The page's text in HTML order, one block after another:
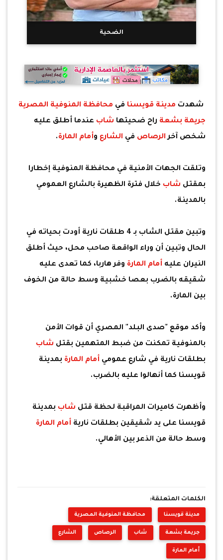
الضحية
شهدت مدينة قويسنا في محافظة المنوفية المصرية
جريمة بشعة راح ضحيتها شاب عندما أطلق عليه
شخص آخرالرصاص في الشارع وأمام المارة.
وتلقت الجهات الأمنية في محافظة المنوفية إخطارا
بمقتل شاب خلال فترة الظهيرة بالشارع العمومي
بالمدينة.
وتبين مقتل الشاب بـ 4 طلقات نارية أودت بحياته في
الحال وتبين أن وراء الواقعة صاحب محل، حيث أطلق
النيران عليه أمام المارة وفر هاربا، كما تعدى عليه
شقيقه بالضرب بعصا خشبية وسط حالة من الخوف
بين المارة.
وأكد موقع "صدى البلد" المصري أن قوات الأمن
بالمنوفية تمكنت من ضبط المتهمين بقتل شاب
بطلقات نارية في شارع عمومي أمام المارة بمدينة
قويسنا كما أنهالوا عليه بالضرب.
وأظهرت كاميرات المراقبة لحظة قتل شاب بمدينة
قويسنا على يد شقيقين بطلقات نارية أمام المارة
وسط حالة من الذعر بين الأهالي.
الكلمات المتعلقة:
مدينة قويسنا محافظة المنوفية المصرية
جريمة بشعة شاب الرصاص الشارع
أمام المارة